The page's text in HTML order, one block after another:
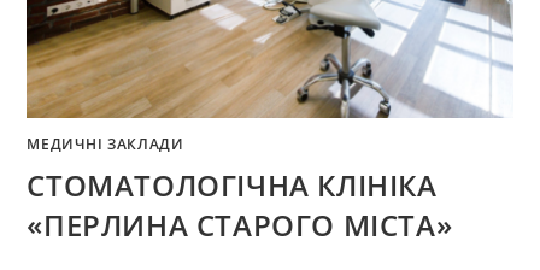
МЕДИЧНІ ЗАКЛАДИ
СТОМАТОЛОГІЧНА КЛІНІКА
«ПЕРЛИНА СТАРОГО МІСТА»